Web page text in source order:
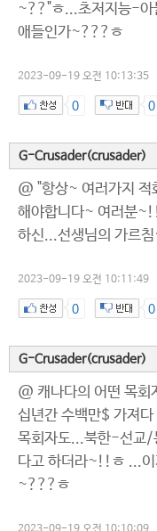
~??"ㅎ...초저지능-아
애들인가~???ㅎ
2023-09-19 오전 10:13:35
0 0
G-Crusader(crusader)
@ "항상~ 여러가지
해야합니다~ 여러분
하신...선생님의 가르
2023-09-19 오전 10:11:49
0 0
G-Crusader(crusader)
@ 캐나다의 어떤 목
십년간 수백만$ 가져
목회자도...북한-선교/
다고 하더라~!!ㅎ ...
~???ㅎ